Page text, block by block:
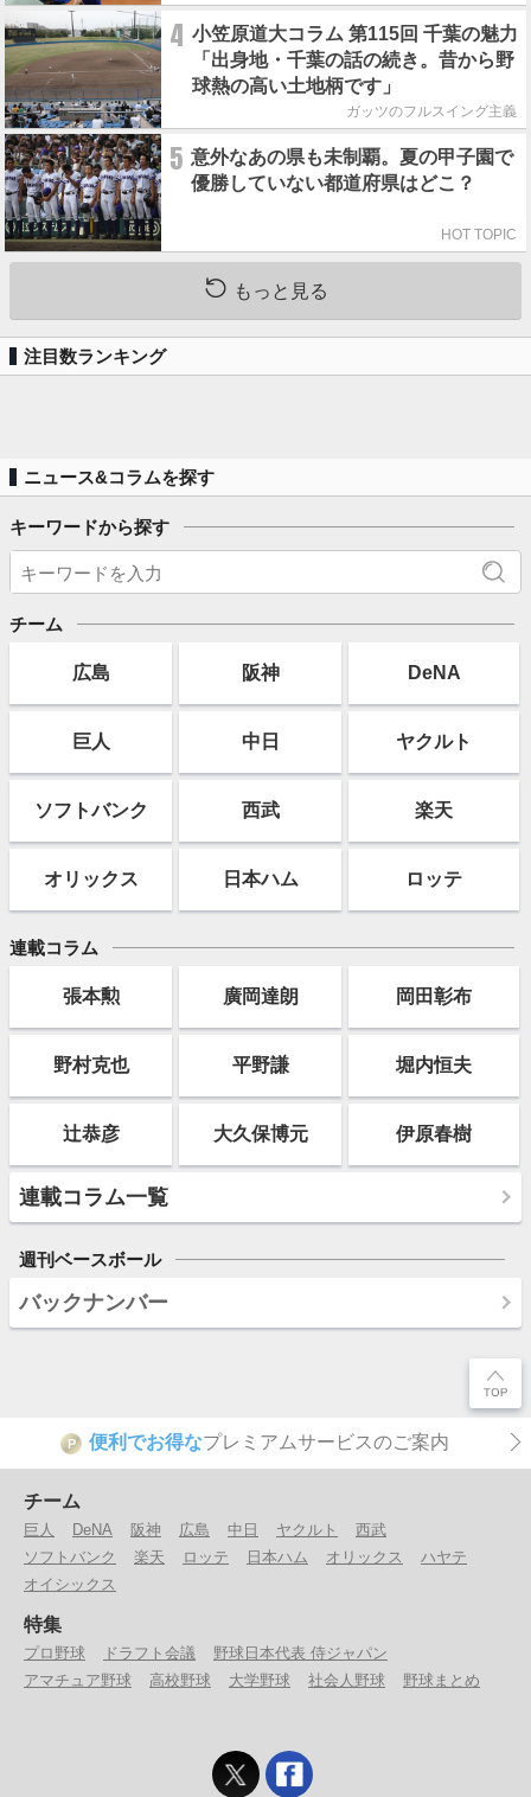
4 小笠原道大コラム 第115回 千葉の魅力
「出身地・千葉の話の続き。昔から野
球熱の高い土地柄です」
ガッツのフルスイング主義
5 意外なあの県も未制覇。夏の甲子園で
優勝していない都道府県はどこ？
HOT TOPIC
もっと見る
注目数ランキング
ニュース&コラムを探す
キーワードから探す
チーム
広島 阪神 DeNA
巨人 中日 ヤクルト
ソフトバンク 西武 楽天
オリックス 日本ハム ロッテ
連載コラム
張本勲 廣岡達朗 岡田彰布
野村克也 平野謙 堀内恒夫
辻恭彦 大久保博元 伊原春樹
連載コラム一覧
週刊ベースボール
バックナンバー
P 便利でお得なプレミアムサービスのご案内
チーム
巨人 DeNA 阪神 広島 中日 ヤクルト
西武
ソフトバンク
楽天 ロッテ 日本ハム オリックス
ハヤテ
オイシックス
特集
プロ野球 ドラフト会議
野球日本代表 侍ジャパン
アマチュア野球
高校野球 大学野球 社会人野球 野球まとめ